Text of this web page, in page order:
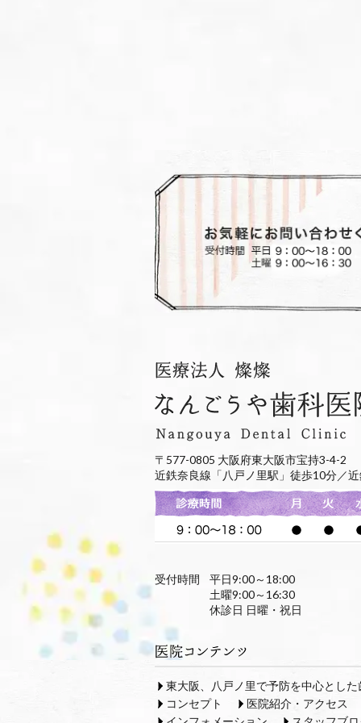
〒577-0805 大阪府東大阪市宝持3-4-2
近鉄奈良線「八戸ノ里駅」徒歩10分／
受付時間
平日9:00～18:00
土曜9:00～16:30
休診日 日曜・祝日
東大阪、八戸ノ里で予防を中心とし
コンセプト
医院紹介・アクセス